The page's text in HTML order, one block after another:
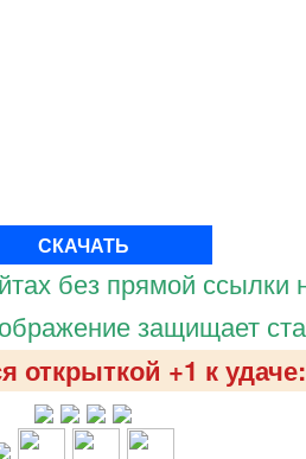
СКАЧАТЬ
без прямой ссылки
защищает
открыткой +1 к удаче: